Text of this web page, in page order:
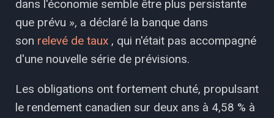
dans l'économie semble être plus persistante
que prévu », a déclaré la banque dans
son relevé de taux , qui n'était pas accompagné
d'une nouvelle série de prévisions.
Les obligations ont fortement chuté, propulsant
le rendement canadien sur deux ans à 4,58 % à